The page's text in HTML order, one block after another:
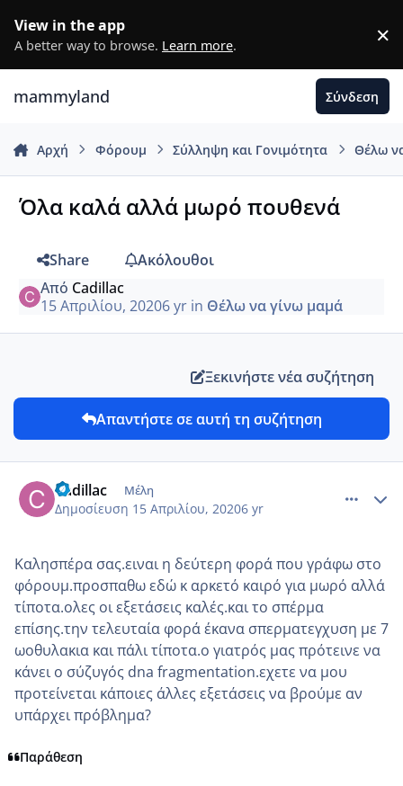
View in the app
A better way to browse. Learn more. ×
mammyland Σύνδεση
Αρχή Φόρουμ Σύλληψη και Γονιμότητα Θέλω
Όλα καλά αλλά μωρό πουθενά
Share
Ακόλουθοι
Από Cadillac
15 Απριλίου, 20206 yrin Θέλω να γίνω μαμά
Ξεκινήστε νέα συζήτηση
Απαντήστε σε αυτή τη συζήτηση
Cadillac Μέλη
Δημοσίευση 15 Απριλίου, 20206 yr
Καλησπέρα σας.ειναι η δεύτερη φορά που γράφω στο
φόρουμ.προσπαθω εδώ κ αρκετό καιρό για μωρό αλλά
τίποτα.ολες οι εξετάσεις καλές.και το σπέρμα
επίσης.την τελευταία φορά έκανα σπερματεγχυση με 7
ωοθυλακια και πάλι τίποτα.ο γιατρός μας πρότεινε να
κάνει ο σύζυγός dna fragmentation.εχετε να μου
προτείνεται κάποιες άλλες εξετάσεις να βρούμε αν
υπάρχει πρόβλημα?
Παράθεση